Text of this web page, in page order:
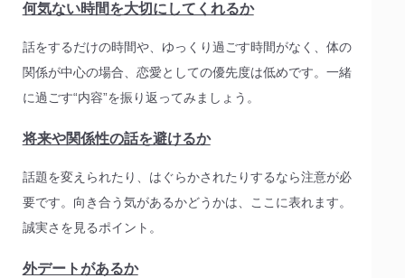
何気ない時間を大切にしてくれるか
話をするだけの時間や、ゆっくり過ごす時間がなく、体の
関係が中心の場合、恋愛としての優先度は低めです。一緒
に過ごす“内容”を振り返ってみましょう。
将来や関係性の話を避けるか
話題を変えられたり、はぐらかされたりするなら注意が必
要です。向き合う気があるかどうかは、ここに表れます。
誠実さを見るポイント。
外デートがあるか